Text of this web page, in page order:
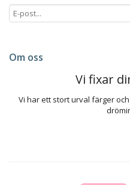
Om oss
Vi fixar
Vi har ett stort urval färger